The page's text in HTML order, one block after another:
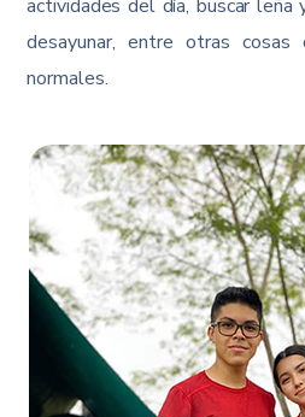
actividades del día, buscar leña
desayunar, entre otras cosas
normales.